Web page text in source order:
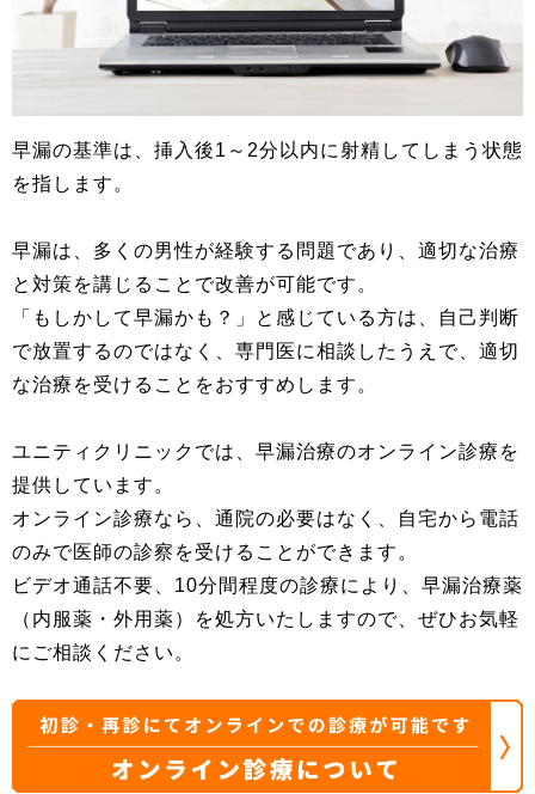
早漏の基準は、挿入後1～2分以内に射精してしまう状態
を指します。
早漏は、多くの男性が経験する問題であり、適切な治療
と対策を講じることで改善が可能です。
「もしかして早漏かも？」と感じている方は、自己判断
で放置するのではなく、専門医に相談したうえで、適切
な治療を受けることをおすすめします。
ユニティクリニックでは、早漏治療のオンライン診療を
提供しています。
オンライン診療なら、通院の必要はなく、自宅から電話
のみで医師の診察を受けることができます。
ビデオ通話不要、10分間程度の診療により、早漏治療薬
（内服薬・外用薬）を処方いたしますので、ぜひお気軽
にご相談ください。